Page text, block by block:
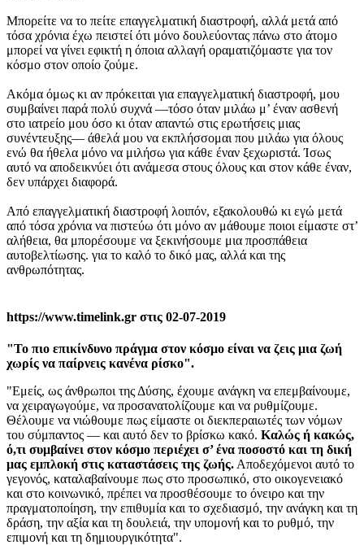
Μπορείτε να το πείτε επαγγελματική διαστροφή, αλλά μετά από
τόσα χρόνια έχω πειστεί ότι μόνο δουλεύοντας πάνω στο άτομο
μπορεί να γίνει εφικτή η όποια αλλαγή οραματιζόμαστε για τον
κόσμο στον οποίο ζούμε.
Ακόμα όμως κι αν πρόκειται για επαγγελματική διαστροφή, μου
συμβαίνει παρά πολύ συχνά —τόσο όταν μιλάω μ’ έναν ασθενή
στο ιατρείο μου όσο κι όταν απαντώ στις ερωτήσεις μιας
συνέντευξης— άθελά μου να εκπλήσσομαι που μιλάω για όλους
ενώ θα ήθελα μόνο να μιλήσω για κάθε έναν ξεχωριστά. Ίσως
αυτό να αποδεικνύει ότι ανάμεσα στους όλους και στον κάθε έναν,
δεν υπάρχει διαφορά.
Από επαγγελματική διαστροφή λοιπόν, εξακολουθώ κι εγώ μετά
από τόσα χρόνια να πιστεύω ότι μόνο αν μάθουμε ποιοι είμαστε στ’
αλήθεια, θα μπορέσουμε να ξεκινήσουμε μια προσπάθεια
αυτοβελτίωσης. για το καλό το δικό μας, αλλά και της
ανθρωπότητας.
https://www.timelink.gr στις 02-07-2019
"Το πιο επικίνδυνο πράγμα στον κόσμο είναι να ζεις μια ζωή
χωρίς να παίρνεις κανένα ρίσκο".
"Εμείς, ως άνθρωποι της Δύσης, έχουμε ανάγκη να επεμβαίνουμε,
να χειραγωγούμε, να προσανατολίζουμε και να ρυθμίζουμε.
Θέλουμε να νιώθουμε πως είμαστε οι διεκπεραιωτές των νόμων
του σύμπαντος — και αυτό δεν το βρίσκω κακό. Καλώς ή κακώς,
ό,τι συμβαίνει στον κόσμο περιέχει σ’ ένα ποσοστό και τη δική
μας εμπλοκή στις καταστάσεις της ζωής. Αποδεχόμενοι αυτό το
γεγονός, καταλαβαίνουμε πως στο προσωπικό, στο οικογενειακό
και στο κοινωνικό, πρέπει να προσθέσουμε το όνειρο και την
πραγματοποίηση, την επιθυμία και το σχεδιασμό, την ανάγκη και τη
δράση, την αξία και τη δουλειά, την υπομονή και το ρυθμό, την
επιμονή και τη δημιουργικότητα".